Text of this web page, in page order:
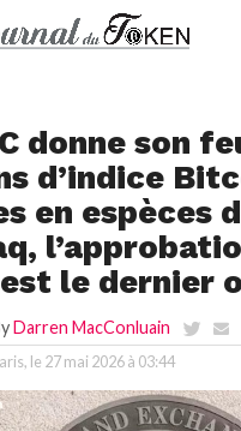
donne son
d’indice
en espèces
est le dernier
Darren MacConluain
le 27 mai 2026 à 03:44